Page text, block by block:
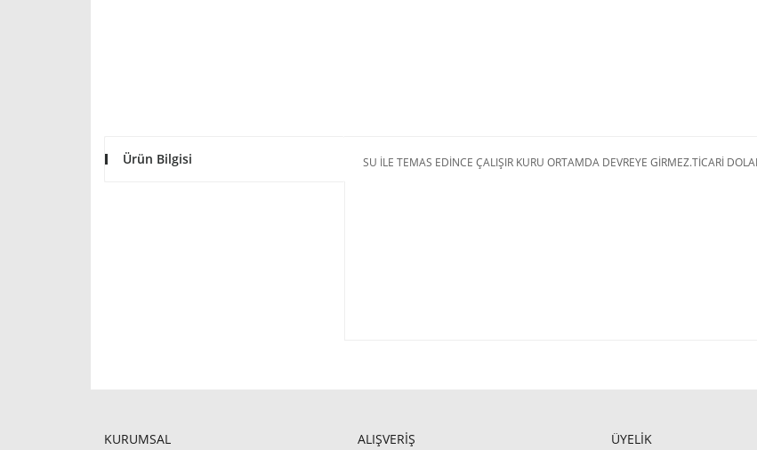
Ürün Bilgisi SU İLE TEMAS EDİNCE ÇALIŞIR KURU ORTAMDA DEVREYE GİRMEZ.TİCARİ
KURUMSAL ALIŞVERİŞ ÜYELİK